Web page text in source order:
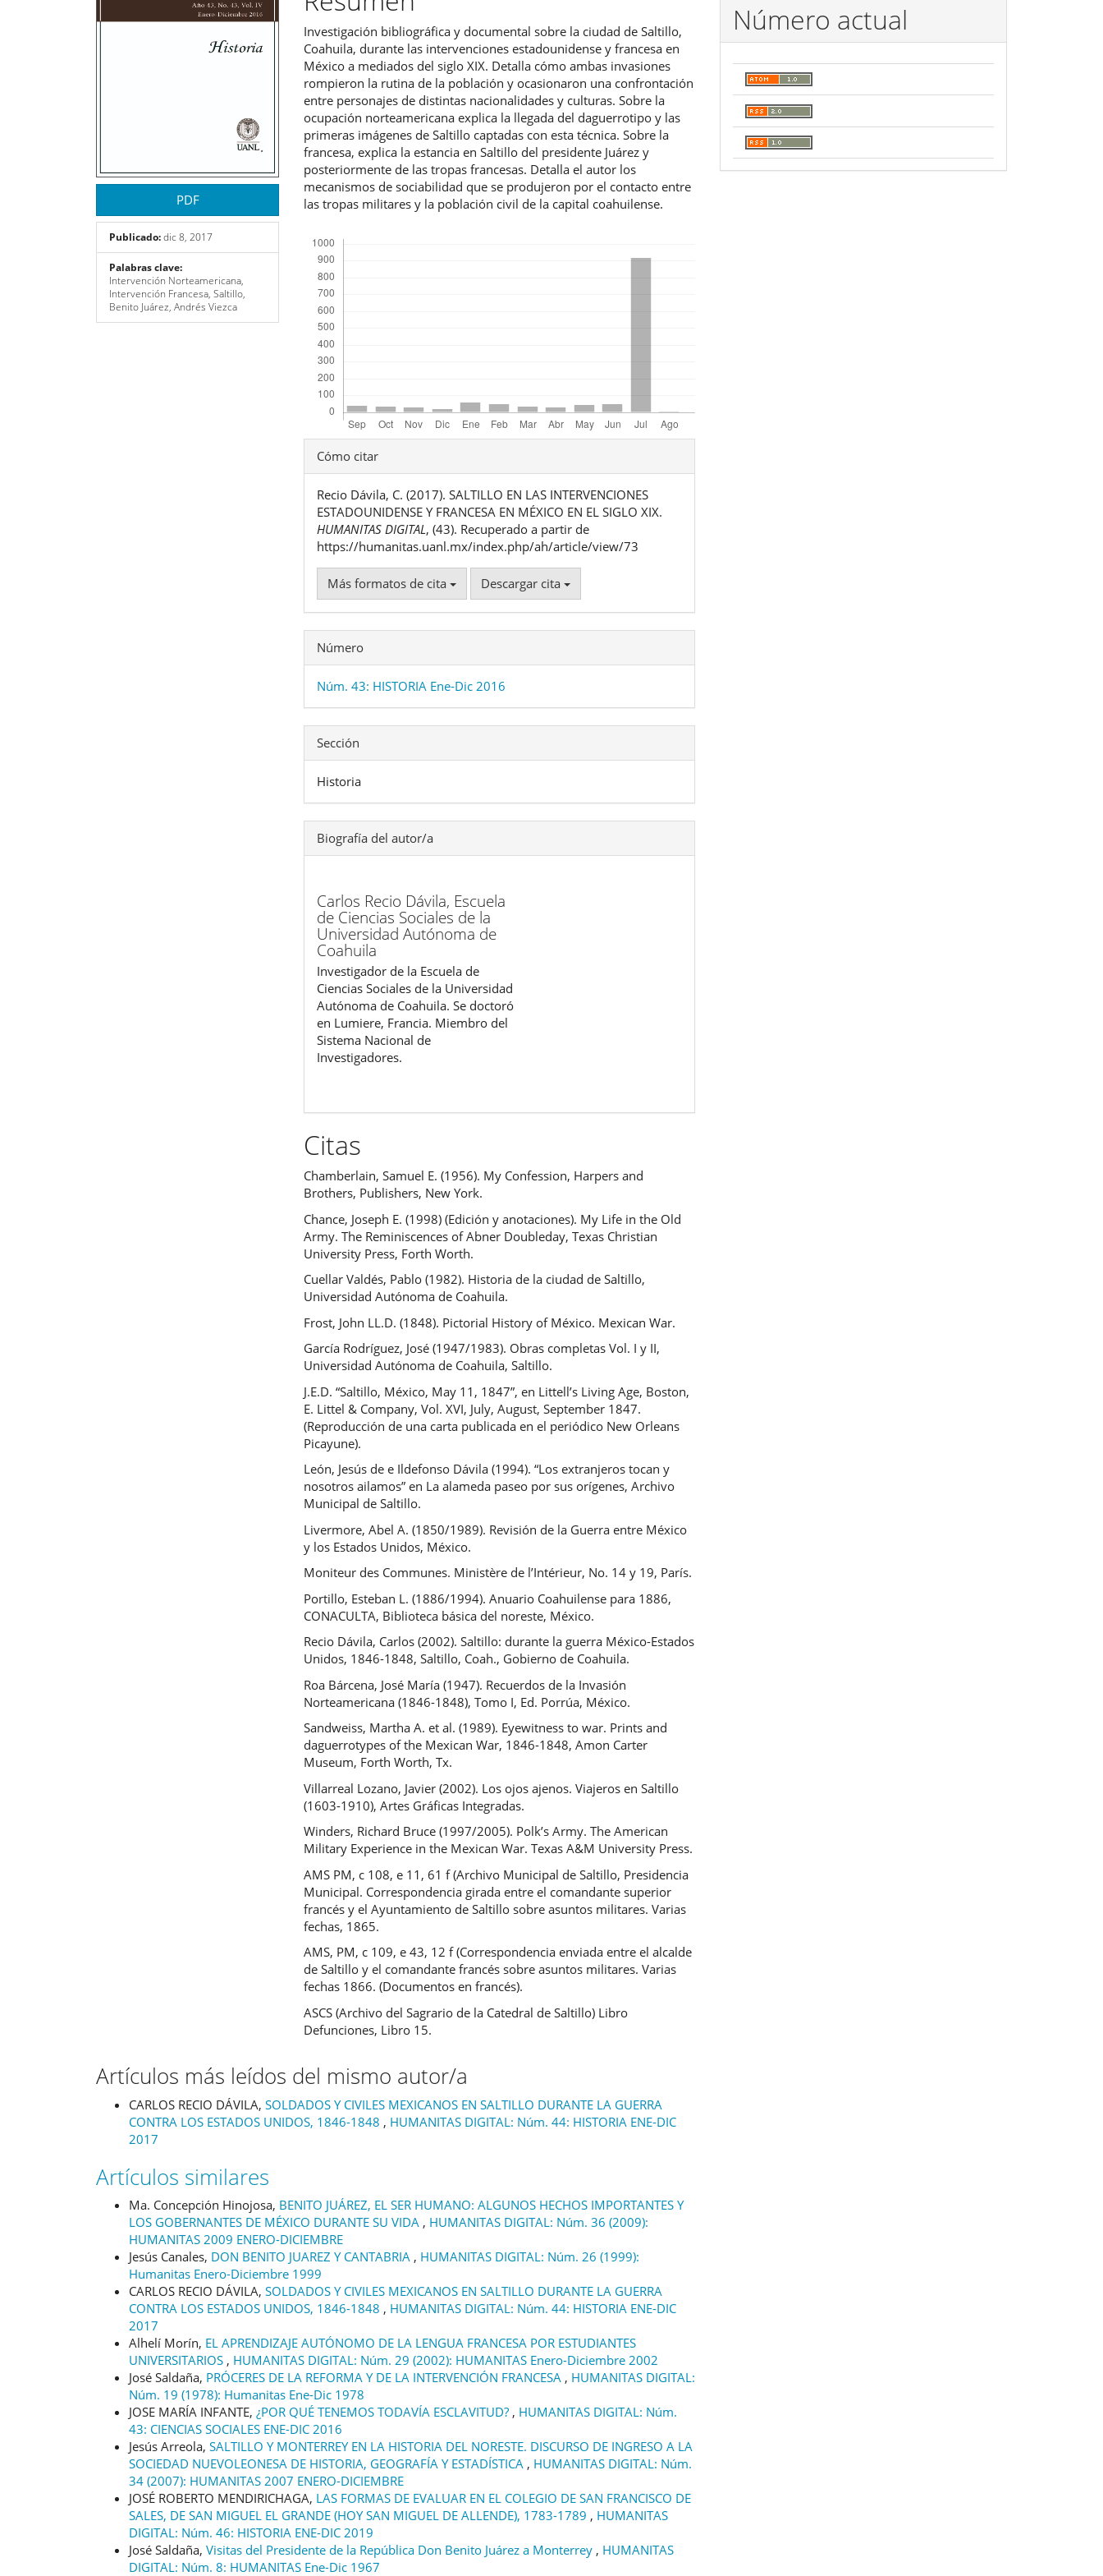
PDF
Publicado:dic 8, 2017
Palabras clave:
Intervención Norteamericana,
Intervención Francesa, Saltillo,
Benito Juárez, Andrés Viezca
artículo
Investigación bibliográfica y documental sobre la ciudad de Saltillo,
Coahuila, durante las intervenciones estadounidense y francesa en
México a mediados del siglo XIX. Detalla cómo ambas invasiones
rompieron la rutina de la población y ocasionaron una confrontación
entre personajes de distintas nacionalidades y culturas. Sobre la
ocupación norteamericana explica la llegada del daguerrotipo y las
primeras imágenes de Saltillo captadas con esta técnica. Sobre la
francesa, explica la estancia en Saltillo del presidente Juárez y
posteriormente de las tropas francesas. Detalla el autor los
mecanismos de sociabilidad que se produjeron por el contacto entre
las tropas militares y la población civil de la capital coahuilense.
Detalles
del
artículo
Cómo citar
Recio Dávila, C. (2017). SALTILLO EN LAS INTERVENCIONES
ESTADOUNIDENSE Y FRANCESA EN MÉXICO EN EL SIGLO XIX.
HUMANITAS DIGITAL, (43). Recuperado a partir de
https://humanitas.uanl.mx/index.php/ah/article/view/73
Más formatos de cita Descargar cita
Número
Núm. 43: HISTORIA Ene-Dic 2016
Sección
Historia
Biografía del autor/a
Carlos Recio Dávila, Escuela
de Ciencias Sociales de la
Universidad Autónoma de
Coahuila
Investigador de la Escuela de
Ciencias Sociales de la Universidad
Autónoma de Coahuila. Se doctoró
en Lumiere, Francia. Miembro del
Sistema Nacional de
Investigadores.
Citas
Chamberlain, Samuel E. (1956). My Confession, Harpers and
Brothers, Publishers, New York.
Chance, Joseph E. (1998) (Edición y anotaciones). My Life in the Old
Army. The Reminiscences of Abner Doubleday, Texas Christian
University Press, Forth Worth.
Cuellar Valdés, Pablo (1982). Historia de la ciudad de Saltillo,
Universidad Autónoma de Coahuila.
Frost, John LL.D. (1848). Pictorial History of México. Mexican War.
García Rodríguez, José (1947/1983). Obras completas Vol. I y II,
Universidad Autónoma de Coahuila, Saltillo.
J.E.D. “Saltillo, México, May 11, 1847”, en Littell’s Living Age, Boston,
E. Littel & Company, Vol. XVI, July, August, September 1847.
(Reproducción de una carta publicada en el periódico New Orleans
Picayune).
León, Jesús de e Ildefonso Dávila (1994). “Los extranjeros tocan y
nosotros ailamos” en La alameda paseo por sus orígenes, Archivo
Municipal de Saltillo.
Livermore, Abel A. (1850/1989). Revisión de la Guerra entre México
y los Estados Unidos, México.
Moniteur des Communes. Ministère de l’Intérieur, No. 14 y 19, París.
Portillo, Esteban L. (1886/1994). Anuario Coahuilense para 1886,
CONACULTA, Biblioteca básica del noreste, México.
Recio Dávila, Carlos (2002). Saltillo: durante la guerra México-Estados
Unidos, 1846-1848, Saltillo, Coah., Gobierno de Coahuila.
Roa Bárcena, José María (1947). Recuerdos de la Invasión
Norteamericana (1846-1848), Tomo I, Ed. Porrúa, México.
Sandweiss, Martha A. et al. (1989). Eyewitness to war. Prints and
daguerrotypes of the Mexican War, 1846-1848, Amon Carter
Museum, Forth Worth, Tx.
Villarreal Lozano, Javier (2002). Los ojos ajenos. Viajeros en Saltillo
(1603-1910), Artes Gráficas Integradas.
Winders, Richard Bruce (1997/2005). Polk’s Army. The American
Military Experience in the Mexican War. Texas A&M University Press.
AMS PM, c 108, e 11, 61 f (Archivo Municipal de Saltillo, Presidencia
Municipal. Correspondencia girada entre el comandante superior
francés y el Ayuntamiento de Saltillo sobre asuntos militares. Varias
fechas, 1865.
AMS, PM, c 109, e 43, 12 f (Correspondencia enviada entre el alcalde
de Saltillo y el comandante francés sobre asuntos militares. Varias
fechas 1866. (Documentos en francés).
ASCS (Archivo del Sagrario de la Catedral de Saltillo) Libro
Defunciones, Libro 15.
Artículos más leídos del mismo autor/a
CARLOS RECIO DÁVILA, SOLDADOS Y CIVILES MEXICANOS EN SALTILLO DURANTE LA GUERRA
CONTRA LOS ESTADOS UNIDOS, 1846-1848 , HUMANITAS DIGITAL: Núm. 44: HISTORIA ENE-DIC
2017
Artículos similares
Ma. Concepción Hinojosa, BENITO JUÁREZ, EL SER HUMANO: ALGUNOS HECHOS IMPORTANTES Y
LOS GOBERNANTES DE MÉXICO DURANTE SU VIDA , HUMANITAS DIGITAL: Núm. 36 (2009):
HUMANITAS 2009 ENERO-DICIEMBRE
Jesús Canales, DON BENITO JUAREZ Y CANTABRIA , HUMANITAS DIGITAL: Núm. 26 (1999):
Humanitas Enero-Diciembre 1999
CARLOS RECIO DÁVILA, SOLDADOS Y CIVILES MEXICANOS EN SALTILLO DURANTE LA GUERRA
CONTRA LOS ESTADOS UNIDOS, 1846-1848 , HUMANITAS DIGITAL: Núm. 44: HISTORIA ENE-DIC
2017
Alhelí Morín, EL APRENDIZAJE AUTÓNOMO DE LA LENGUA FRANCESA POR ESTUDIANTES
UNIVERSITARIOS , HUMANITAS DIGITAL: Núm. 29 (2002): HUMANITAS Enero-Diciembre 2002
José Saldaña, PRÓCERES DE LA REFORMA Y DE LA INTERVENCIÓN FRANCESA , HUMANITAS DIGITAL:
Núm. 19 (1978): Humanitas Ene-Dic 1978
JOSE MARÍA INFANTE, ¿POR QUÉ TENEMOS TODAVÍA ESCLAVITUD? , HUMANITAS DIGITAL: Núm.
43: CIENCIAS SOCIALES ENE-DIC 2016
Jesús Arreola, SALTILLO Y MONTERREY EN LA HISTORIA DEL NORESTE. DISCURSO DE INGRESO A LA
SOCIEDAD NUEVOLEONESA DE HISTORIA, GEOGRAFÍA Y ESTADÍSTICA , HUMANITAS DIGITAL: Núm.
34 (2007): HUMANITAS 2007 ENERO-DICIEMBRE
JOSÉ ROBERTO MENDIRICHAGA, LAS FORMAS DE EVALUAR EN EL COLEGIO DE SAN FRANCISCO DE
SALES, DE SAN MIGUEL EL GRANDE (HOY SAN MIGUEL DE ALLENDE), 1783-1789 , HUMANITAS
DIGITAL: Núm. 46: HISTORIA ENE-DIC 2019
José Saldaña, Visitas del Presidente de la República Don Benito Juárez a Monterrey , HUMANITAS
DIGITAL: Núm. 8: HUMANITAS Ene-Dic 1967
Número actual